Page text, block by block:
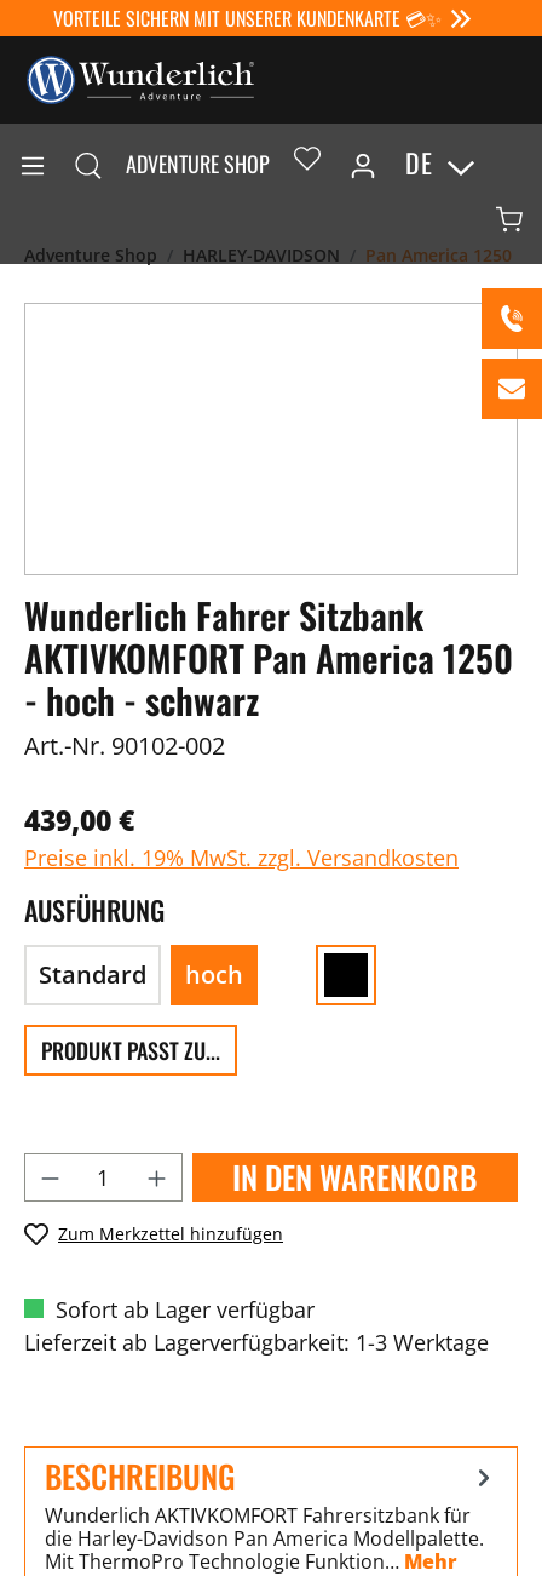
VORTEILE SICHERN MIT UNSERER KUNDENKARTE 💳✨
ADVENTURE SHOP DE
Adventure Shop HARLEY-DAVIDSON Pan America 1250
Wunderlich Fahrer Sitzbank
AKTIVKOMFORT Pan America 1250
- hoch - schwarz
Art.-Nr. 90102-002
439,00 €
Preise inkl. 19% MwSt. zzgl. Versandkosten
AUSFÜHRUNG
Standard hoch
PRODUKT PASST ZU...
IN DEN WARENKORB
Zum Merkzettel hinzufügen
Sofort ab Lager verfügbar
Lieferzeit ab Lagerverfügbarkeit: 1-3 Werktage
BESCHREIBUNG
Wunderlich AKTIVKOMFORT Fahrersitzbank für
die Harley-Davidson Pan America Modellpalette.
Mit ThermoPro Technologie Funktion… Mehr